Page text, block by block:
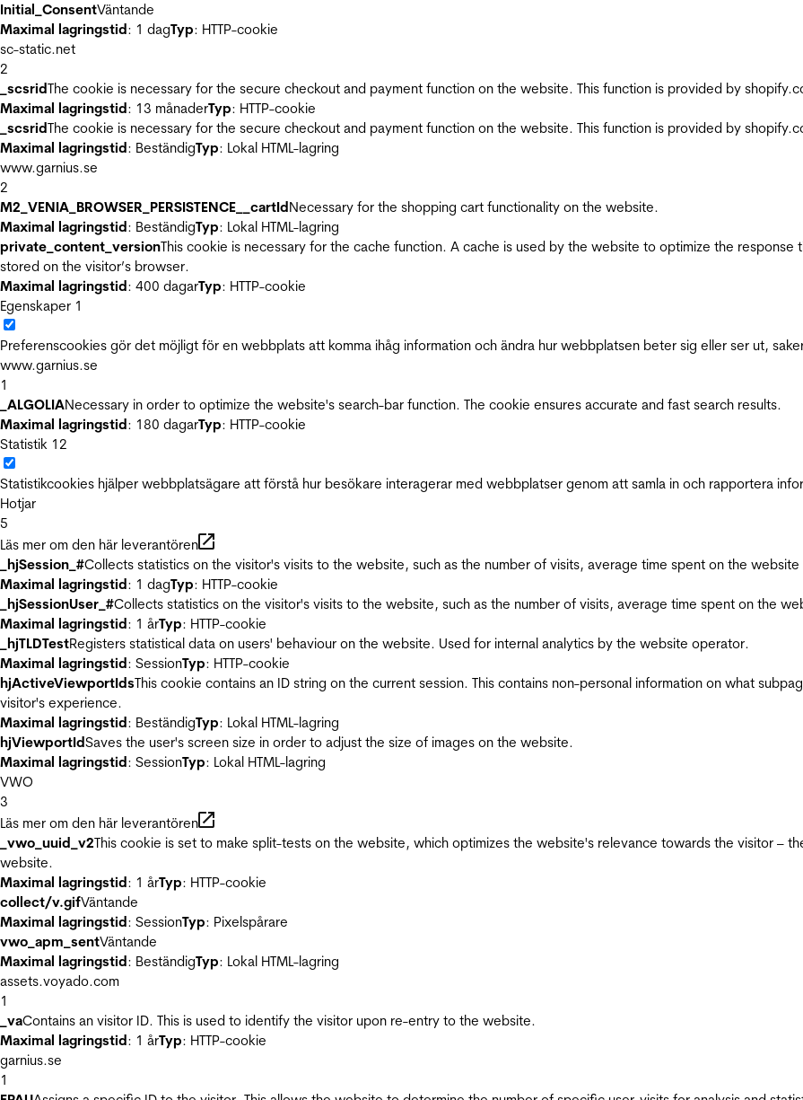
Initial_ConsentVäntande
Maximal lagringstid: 1 dagTyp: HTTP-cookie
sc-static.net
2
_scsridThe cookie is necessary for the secure checkout and payment function on the website. This function is provided by
Maximal lagringstid: 13 månaderTyp: HTTP-cookie
_scsridThe cookie is necessary for the secure checkout and payment function on the website. This function is provided by
Maximal lagringstid: BeständigTyp: Lokal HTML-lagring
www.garnius.se
2
M2_VENIA_BROWSER_PERSISTENCE__cartIdNecessary for the shopping cart functionality on the website.
Maximal lagringstid: BeständigTyp: Lokal HTML-lagring
private_content_versionThis cookie is necessary for the cache function. A cache is used by the website to optimize the
stored on the visitor’s browser.
Maximal lagringstid: 400 dagarTyp: HTTP-cookie
Egenskaper 1
Preferenscookies gör det möjligt för en webbplats att komma ihåg information och ändra hur webbplatsen beter sig eller ser ut,
www.garnius.se
1
_ALGOLIANecessary in order to optimize the website's search-bar function. The cookie ensures accurate and fast search results.
Maximal lagringstid: 180 dagarTyp: HTTP-cookie
Statistik 12
Statistikcookies hjälper webbplatsägare att förstå hur besökare interagerar med webbplatser genom att samla in och rapportera
Hotjar
5
Läs mer om den här leverantören
_hjSession_#Collects statistics on the visitor's visits to the website, such as the number of visits, average time spent on the
Maximal lagringstid: 1 dagTyp: HTTP-cookie
_hjSessionUser_#Collects statistics on the visitor's visits to the website, such as the number of visits, average time spent on the
Maximal lagringstid: 1 årTyp: HTTP-cookie
_hjTLDTestRegisters statistical data on users' behaviour on the website. Used for internal analytics by the website operator.
Maximal lagringstid: SessionTyp: HTTP-cookie
hjActiveViewportIdsThis cookie contains an ID string on the current session. This contains non-personal information on what
visitor's experience.
Maximal lagringstid: BeständigTyp: Lokal HTML-lagring
hjViewportIdSaves the user's screen size in order to adjust the size of images on the website.
Maximal lagringstid: SessionTyp: Lokal HTML-lagring
VWO
3
Läs mer om den här leverantören
_vwo_uuid_v2This cookie is set to make split-tests on the website, which optimizes the website's relevance towards the visitor –
website.
Maximal lagringstid: 1 årTyp: HTTP-cookie
collect/v.gifVäntande
Maximal lagringstid: SessionTyp: Pixelspårare
vwo_apm_sentVäntande
Maximal lagringstid: BeständigTyp: Lokal HTML-lagring
assets.voyado.com
1
_vaContains an visitor ID. This is used to identify the visitor upon re-entry to the website.
Maximal lagringstid: 1 årTyp: HTTP-cookie
garnius.se
1